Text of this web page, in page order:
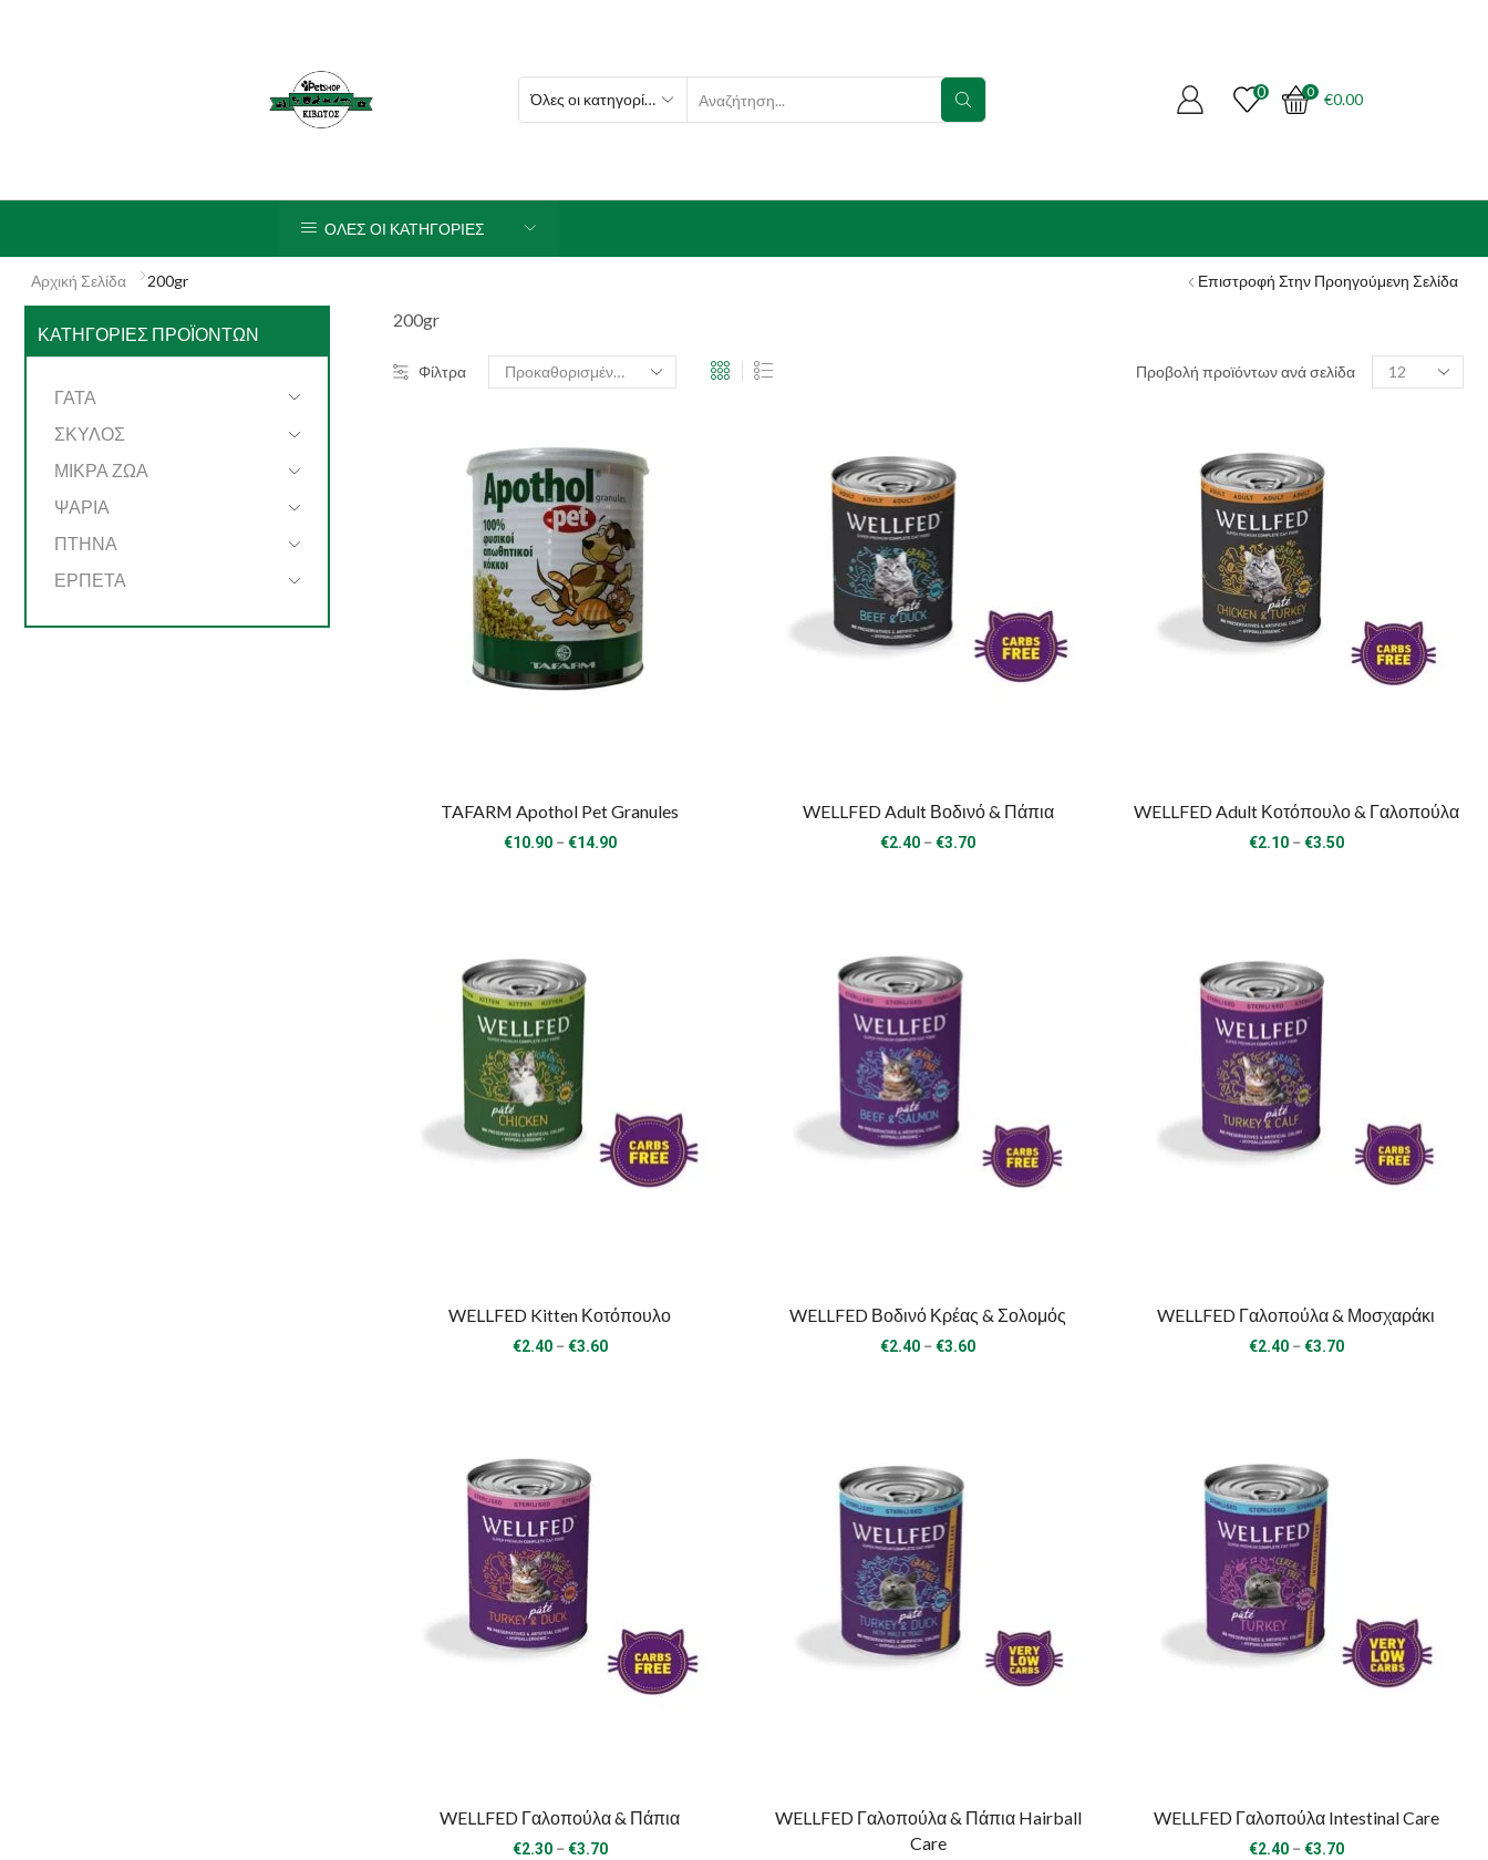
SEARCH
0 0 €0.00
ΟΛΕΣ ΟΙ ΚΑΤΗΓΟΡΙΕΣ
Αρχική Σελίδα 200gr Επιστροφή Στην Προηγούμενη Σελίδα
200gr
Φίλτρα Προβολή προϊόντων ανά σελίδα
Products
per
TAFARM Apothol Pet Granules
€10.90 – €14.90Price
WELLFED Adult Βοδινό & Πάπια
€2.40 – €3.70Price
WELLFED Adult Κοτόπουλο & Γαλοπούλα
€2.10 – €3.50Price
WELLFED Kitten Κοτόπουλο
€2.40 – €3.60Price
WELLFED Βοδινό Κρέας & Σολομός
€2.40 – €3.60Price
WELLFED Γαλοπούλα & Μοσχαράκι
€2.40 – €3.70Price
WELLFED Γαλοπούλα & Πάπια
€2.30 – €3.70Price
WELLFED Γαλοπούλα & Πάπια Hairball
Care
WELLFED Γαλοπούλα Intestinal Care
€2.40 – €3.70Price
ΚΑΤΗΓΟΡΊΕΣ ΠΡΟΪΌΝΤΩΝ
ΓΑΤΑ
ΣΚΥΛΟΣ
ΜΙΚΡΑ ΖΩΑ
ΨΑΡΙΑ
ΠΤΗΝΑ
ΕΡΠΕΤΑ